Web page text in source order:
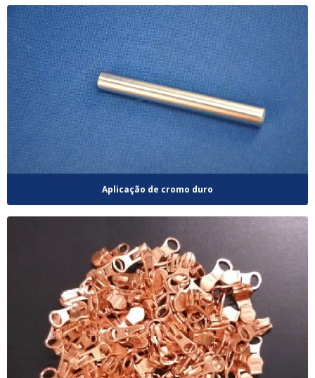
Aplicação de cromo duro